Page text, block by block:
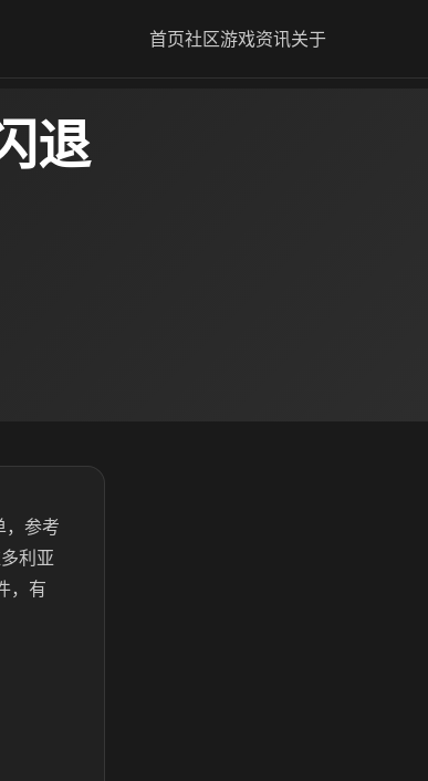
首页社区游戏资讯关于
退
，参考
利亚
，有